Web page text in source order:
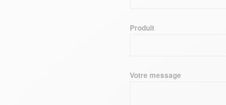
Produit
Votre message